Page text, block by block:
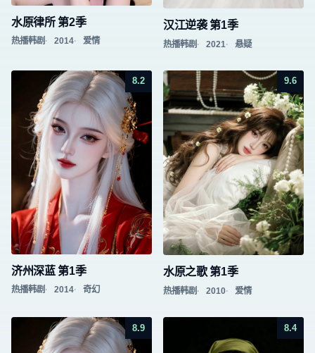
水原律所 第2季
热播韩剧 2014 爱情
汉江逆袭 第1季
热播韩剧 2021 悬疑
8.2
济州深蓝 第1季
热播韩剧 2014 奇幻
9.6
水原之歌 第1季
热播韩剧 2010 爱情
8.9 8.4